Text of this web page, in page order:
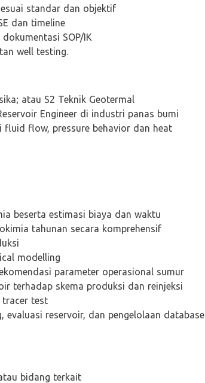
standar dan objektif
dan timeline
SOP/IK
well testing.
atau S2 Teknik Geotermal
Engineer di industri panas bumi
fluid flow, pressure behavior dan heat
beserta estimasi biaya dan waktu
tahunan secara komprehensif
modelling
parameter operasional sumur
terhadap skema produksi dan reinjeksi
tracer test
reservoir, dan pengelolaan database
bidang terkait